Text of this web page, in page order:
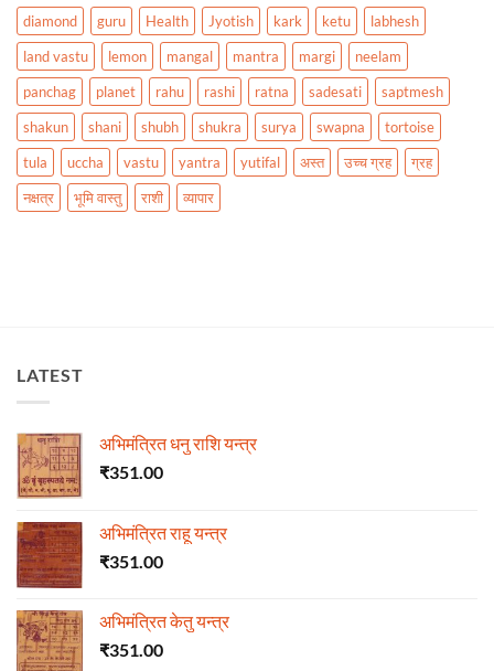
diamond guru Health Jyotish kark ketu
labhesh
land vastu
lemon mangal mantra margi
neelam
panchag
planet rahu rashi ratna sadesati
saptmesh
shakun
shani shubh shukra surya swapna
tortoise
tula
uccha vastu yantra yutifal अस्त उच्च ग्रह
ग्रह
नक्षत्र
भूमि वास्तु राशी व्यापार
LATEST
अभिमंत्रित धनु राशि यन्त्र
₹351.00
अभिमंत्रित राहू यन्त्र
₹351.00
अभिमंत्रित केतु यन्त्र
₹351.00